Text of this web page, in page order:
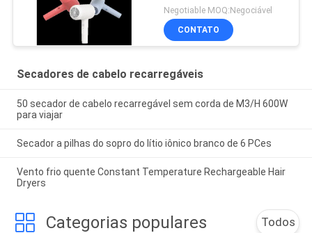
M3/H
Negotiable MOQ:Negociável
CONTATO
Secadores de cabelo recarregáveis
50 secador de cabelo recarregável sem corda de M3/H 600W
para viajar
Secador a pilhas do sopro do lítio iônico branco de 6 PCes
Vento frio quente Constant Temperature Rechargeable Hair
Dryers
Categorias populares Todos